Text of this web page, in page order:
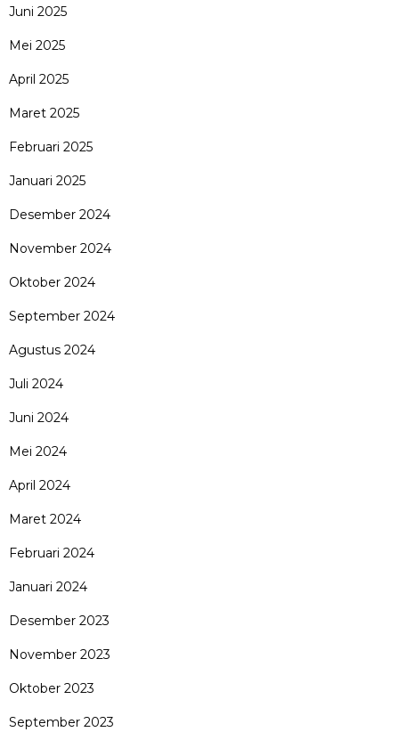
Juni 2025
Mei 2025
April 2025
Maret 2025
Februari 2025
Januari 2025
Desember 2024
November 2024
Oktober 2024
September 2024
Agustus 2024
Juli 2024
Juni 2024
Mei 2024
April 2024
Maret 2024
Februari 2024
Januari 2024
Desember 2023
November 2023
Oktober 2023
September 2023